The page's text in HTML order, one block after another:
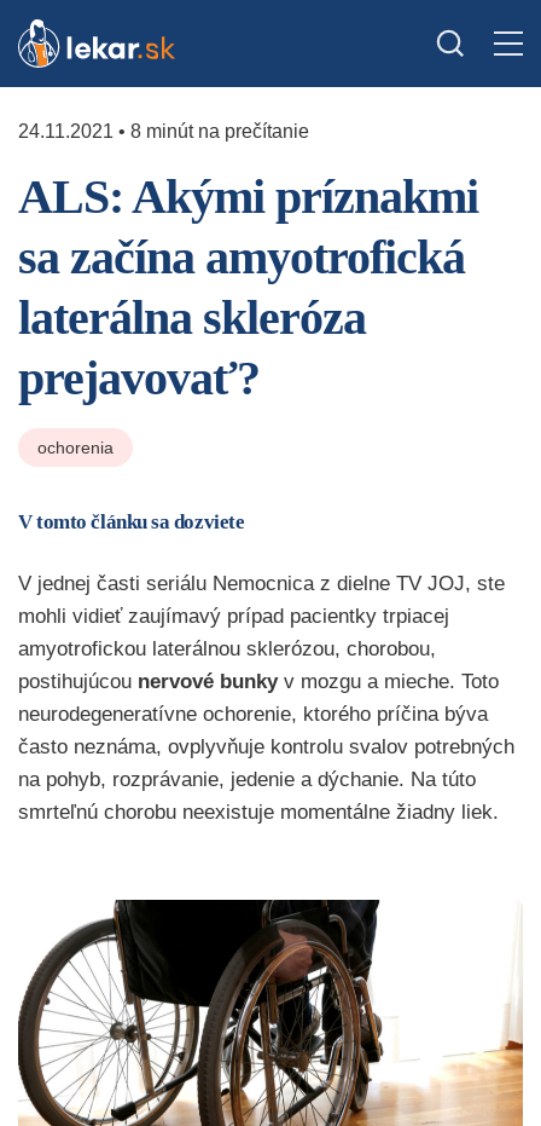
24.11.2021 • 8 minút na prečítanie
ALS: Akými príznakmi
sa začína amyotrofická
laterálna skleróza
prejavovať?
ochorenia
V tomto článku sa dozviete
V jednej časti seriálu Nemocnica z dielne TV JOJ, ste
mohli vidieť zaujímavý prípad pacientky trpiacej
amyotrofickou laterálnou sklerózou, chorobou,
postihujúcou nervové bunkyv mozgu a mieche. Toto
neurodegeneratívne ochorenie, ktorého príčina býva
často neznáma, ovplyvňuje kontrolu svalov potrebných
na pohyb, rozprávanie, jedenie a dýchanie. Na túto
smrteľnú chorobu neexistuje momentálne žiadny liek.